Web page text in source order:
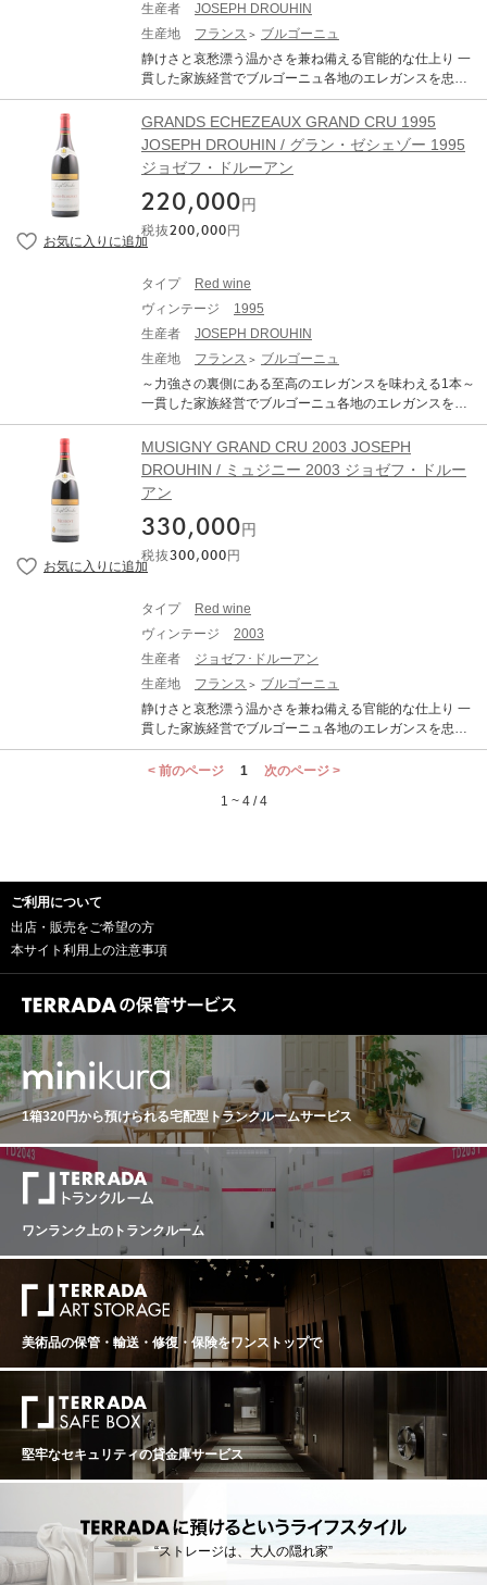
生産者
JOSEPH DROUHIN
生産地
フランス
ブルゴーニュ
静けさと哀愁漂う温かさを兼ね備える官能的な仕上り 一
貫した家族経営でブルゴーニュ各地のエレガンスを忠実
に表現した偉大なワインを生み出す名門ジョゼフ・ドル
ーアン。ジュヴレ・シャンベルタン村でもっとも面積小
さいの特級グリオット・シャンベルタン(2.69ha)には0.5
3haの畑を所有しています。 ドルーアンが所有する区画
はシャペル・シャンベルタンに隣接しており、ミュジニ
ーのような力強くも華やかなワインを作り出していま
す。(シャルム・シャンベルタンに隣接した区画は赤色と
黒色が多く力強く豊満なスタイル)。 こちらの1995年は
で長期の熟成を施した特別品です！ ●豆知識「グリオッ
ト」という名前は、モレロチェリー（料理や保存食に使
われる野生のサワーチェリーの一種）を思い起こさせる
かもしれません。このワインの香りによく見られるアロ
マの一部です。しかし実際には、「グリオット」は「ク
に由来しており、「craie」（フランス語でチョーク）と
同じ語源を持っています。
GRANDS ECHEZEAUX GRAND CRU 1995
JOSEPH DROUHIN / グラン・ゼシェゾー 1995
ジョゼフ・ドルーアン
220,000 円
税抜200,000 円
タイプ
Red wine
ヴィンテージ
1995
生産者
JOSEPH DROUHIN
生産地
フランス
ブルゴーニュ
～力強さの裏側にある至高のエレガンスを味わえる1本～
一貫した家族経営でブルゴーニュ各地のエレガンスを忠
実に表現した偉大なワインを生み出す名門ジョゼフ・ド
ルーアン。 グラン・ゼシェゾーは若い時の力強さが注目
されがちですが、その本質的な魅力は、時を重ねてその
裏にあるグラマラスな魅力が表れてから。もちろん、そ
のエネルギー溢れる酒質も魅力ではありますが、熟成を
経て全体的な要素が調和し、そこに色気や艶やかさが備
わった時のグラン・ゼシェゾーは、何物にも代えがたい
至福を飲み手にもたらします。 こちらの1995年はドルー
の熟成を施した特別品です！
MUSIGNY GRAND CRU 2003 JOSEPH
DROUHIN / ミュジニー 2003 ジョゼフ・ドルー
アン
330,000 円
税抜300,000 円
タイプ
Red wine
ヴィンテージ
2003
生産者
ジョゼフ･ドルーアン
生産地
フランス
ブルゴーニュ
静けさと哀愁漂う温かさを兼ね備える官能的な仕上り 一
貫した家族経営でブルゴーニュ各地のエレガンスを忠実
に表現した偉大なワインを生み出す名門ジョゼフ・ドル
ーアン。 2003年は、そのヴィンテージに着目すると非常
まさに特級ミュジニー然とした静謐な仕上り。優雅な湖
地下セラーで長期の熟成を施した特別品です！
< 前のページ 1
次のページ >
1 ~ 4 / 4
ご利用について
出店・販売をご希望の方
本サイト利用上の注意事項
1箱320円から預けられる宅配型トランクルームサービス
ワンランク上のトランクルーム
美術品の保管・輸送・修復・保険をワンストップで
堅牢なセキュリティの貸金庫サービス
“ストレージは、大人の隠れ家”